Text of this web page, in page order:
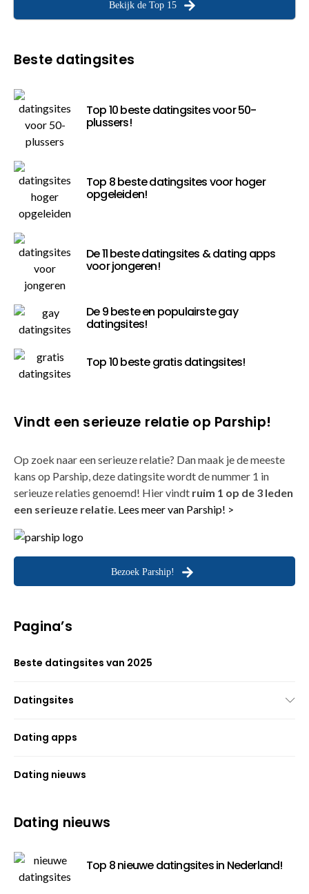
Bekijk de Top 15
Beste datingsites
Top 10 beste datingsites voor 50-
plussers!
Top 8 beste datingsites voor hoger
opgeleiden!
De 11 beste datingsites & dating apps
voor jongeren!
De 9 beste en populairste gay
datingsites!
Top 10 beste gratis datingsites!
Vindt een serieuze relatie op Parship!
Op zoek naar een serieuze relatie? Dan maak je de meeste
kans op Parship, deze datingsite wordt de nummer 1 in
serieuze relaties genoemd! Hier vindt ruim 1 op de 3 leden
een serieuze relatie. Lees meer van Parship! >
Bezoek Parship!
Pagina’s
Beste datingsites van 2025
Datingsites
Dating apps
Dating nieuws
Dating nieuws
Top 8 nieuwe datingsites in Nederland!